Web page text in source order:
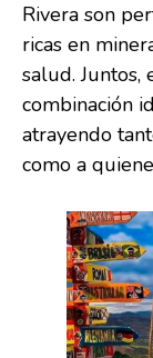
Rivera son
ricas en
salud. Juntos,
combinación
atrayendo
como a